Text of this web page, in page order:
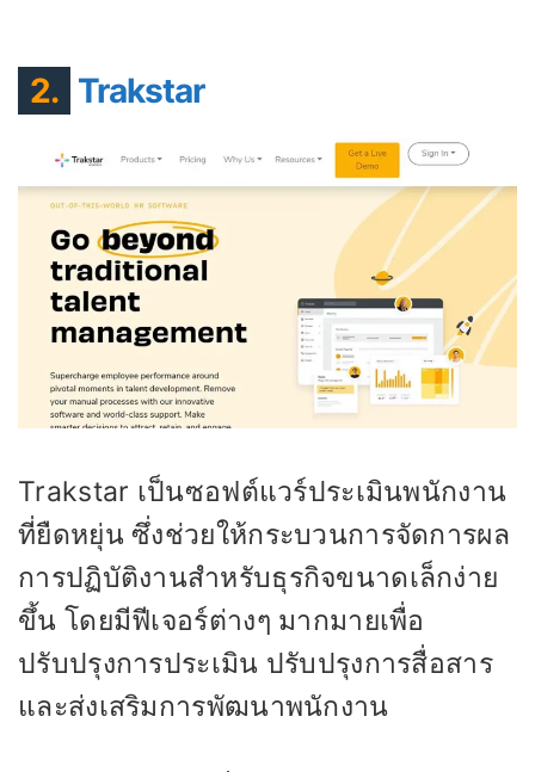
2. Trakstar
Trakstar เป็นซอฟต์แวร์ประเมินพนักงาน
ที่ยืดหยุ่น ซึ่งช่วยให้กระบวนการจัดการผล
การปฏิบัติงานสำหรับธุรกิจขนาดเล็กง่าย
ขึ้น โดยมีฟีเจอร์ต่างๆ มากมายเพื่อ
ปรับปรุงการประเมิน ปรับปรุงการสื่อสาร
และส่งเสริมการพัฒนาพนักงาน